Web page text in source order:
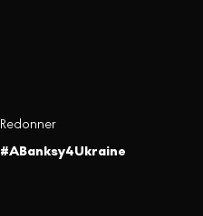
Redonner
#ABanksy4Ukraine